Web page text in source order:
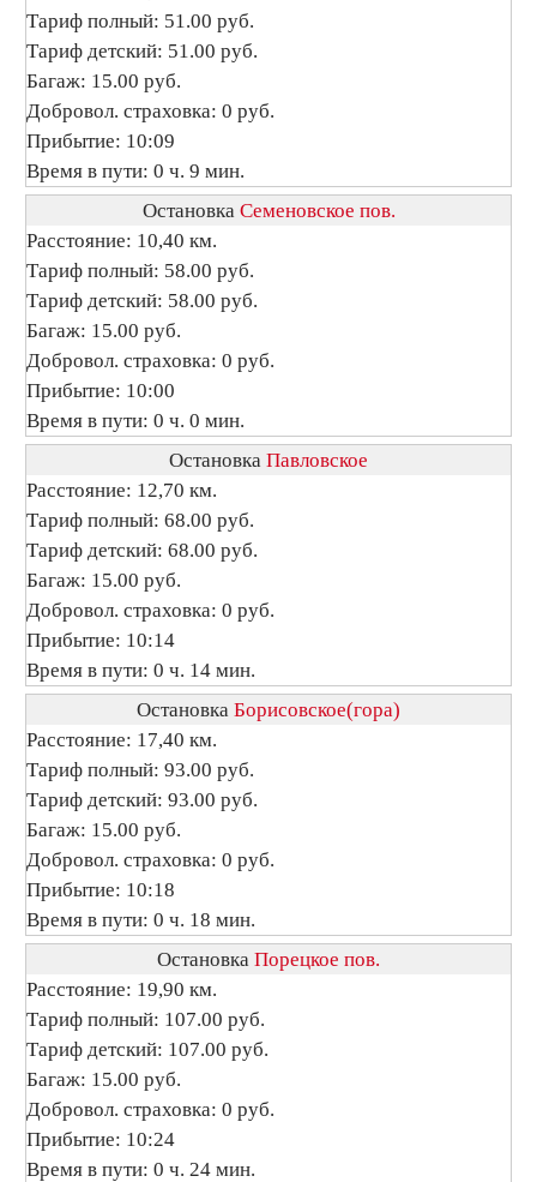
Тариф полный: 51.00 руб.
Тариф детский: 51.00 руб.
Багаж: 15.00 руб.
Добровол. страховка: 0 руб.
Прибытие: 10:09
Время в пути: 0 ч. 9 мин.
Остановка Семеновское пов.
Расстояние: 10,40 км.
Тариф полный: 58.00 руб.
Тариф детский: 58.00 руб.
Багаж: 15.00 руб.
Добровол. страховка: 0 руб.
Прибытие: 10:00
Время в пути: 0 ч. 0 мин.
Остановка Павловское
Расстояние: 12,70 км.
Тариф полный: 68.00 руб.
Тариф детский: 68.00 руб.
Багаж: 15.00 руб.
Добровол. страховка: 0 руб.
Прибытие: 10:14
Время в пути: 0 ч. 14 мин.
Остановка Борисовское(гора)
Расстояние: 17,40 км.
Тариф полный: 93.00 руб.
Тариф детский: 93.00 руб.
Багаж: 15.00 руб.
Добровол. страховка: 0 руб.
Прибытие: 10:18
Время в пути: 0 ч. 18 мин.
Остановка Порецкое пов.
Расстояние: 19,90 км.
Тариф полный: 107.00 руб.
Тариф детский: 107.00 руб.
Багаж: 15.00 руб.
Добровол. страховка: 0 руб.
Прибытие: 10:24
Время в пути: 0 ч. 24 мин.